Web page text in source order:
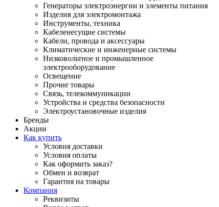
Генераторы электроэнергии и элементы питания
Изделия для электромонтажа
Инструменты, техника
Кабеленесущие системы
Кабели, провода и аксессуары
Климатические и инженерные системы
Низковольтное и промышленное
электрооборудование
Освещение
Прочие товары
Связь, телекоммуникации
Устройства и средства безопасности
Электроустановочные изделия
Бренды
Акции
Как купить
Условия доставки
Условия оплаты
Как оформить заказ?
Обмен и возврат
Гарантия на товары
Компания
Реквизиты